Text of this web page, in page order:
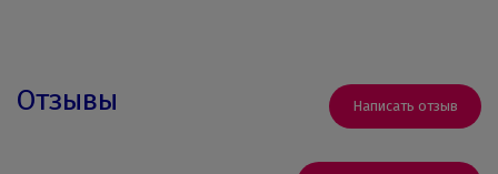
Отзывы Написать отзыв